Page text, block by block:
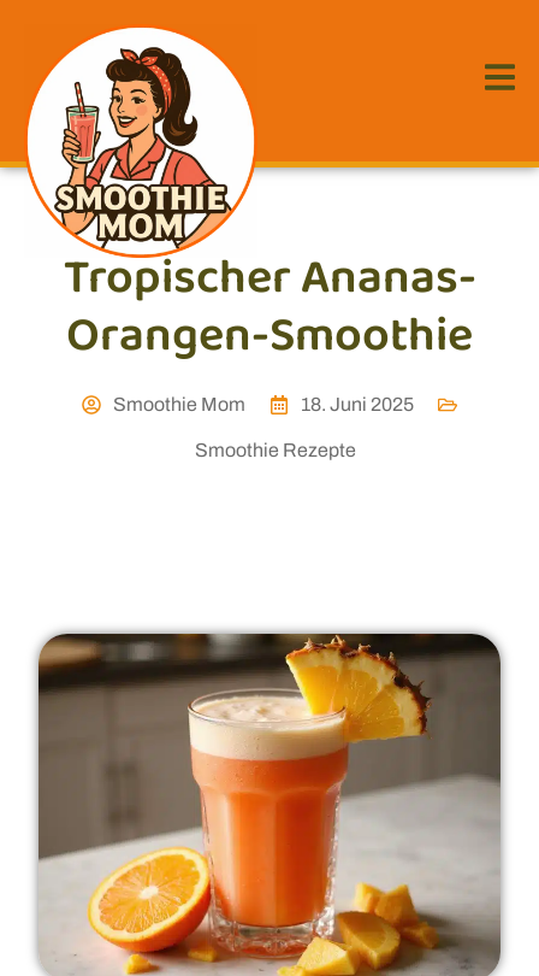
Tropischer Ananas-
Orangen-Smoothie
Smoothie Mom 18. Juni 2025
Smoothie Rezepte